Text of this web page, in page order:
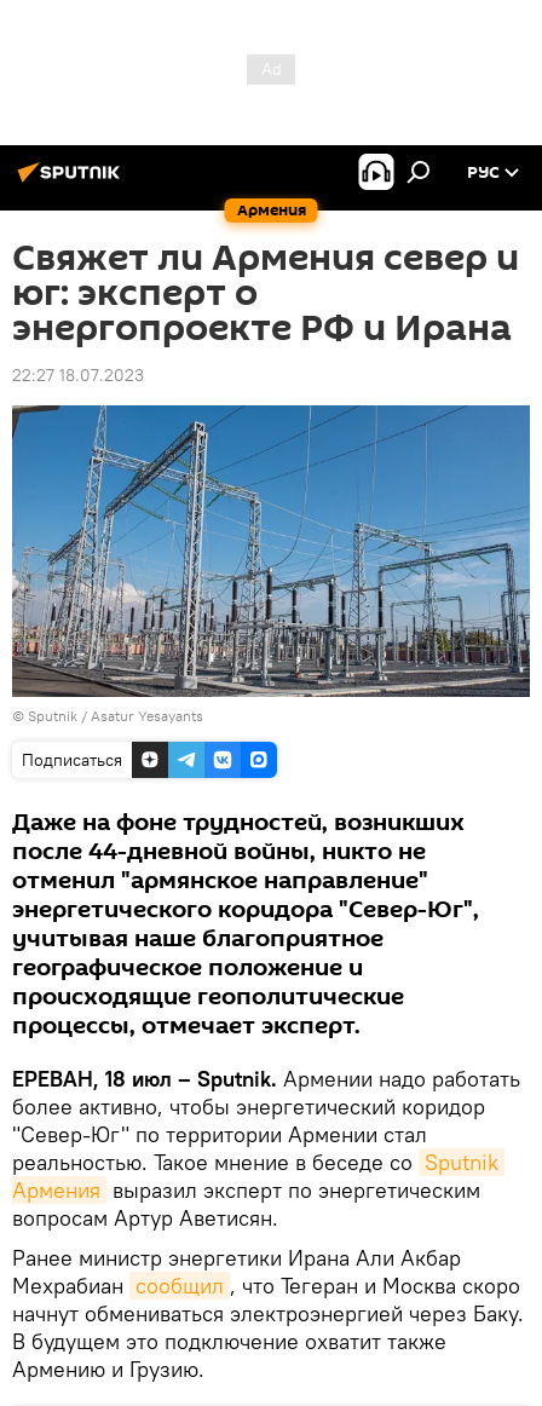
Армения
РУС
Свяжет ли Армения север и
юг: эксперт о
энергопроекте РФ и Ирана
22:27 18.07.2023
© Sputnik / Asatur Yesayants
Подписаться
Даже на фоне трудностей, возникших
после 44-дневной войны, никто не
отменил "армянское направление"
энергетического коридора "Север-Юг",
учитывая наше благоприятное
географическое положение и
происходящие геополитические
процессы, отмечает эксперт.
ЕРЕВАН, 18 июл – Sputnik. Армении надо работать
более активно, чтобы энергетический коридор
"Север-Юг" по территории Армении стал
реальностью. Такое мнение в беседе со Sputnik
Армения выразил эксперт по энергетическим
вопросам Артур Аветисян.
Ранее министр энергетики Ирана Али Акбар
Мехрабиан сообщил , что Тегеран и Москва скоро
начнут обмениваться электроэнергией через Баку.
В будущем это подключение охватит также
Армению и Грузию.